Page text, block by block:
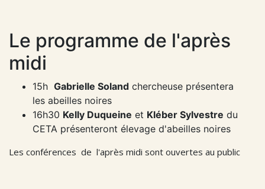
Le programme de l'après
midi
15h Gabrielle Soland chercheuse présentera
les abeilles noires
16h30 Kelly Duqueine et Kléber Sylvestre du
CETA présenteront élevage d'abeilles noires
Les conférences de l'après midi sont ouvertes au public